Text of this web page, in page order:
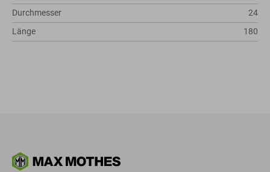
Durchmesser
24
Länge
180